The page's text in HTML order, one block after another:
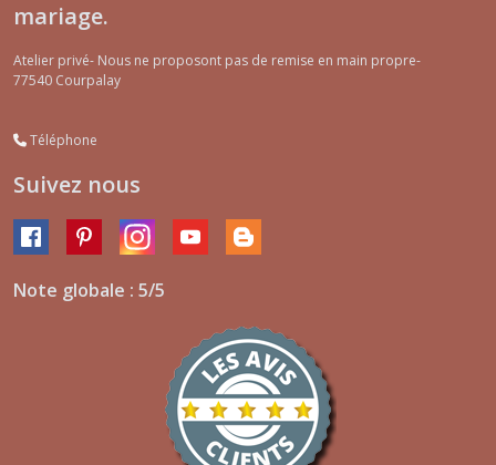
mariage.
Atelier privé- Nous ne proposont pas de remise en main propre-
77540 Courpalay
Téléphone
Suivez nous
Note globale : 5/5